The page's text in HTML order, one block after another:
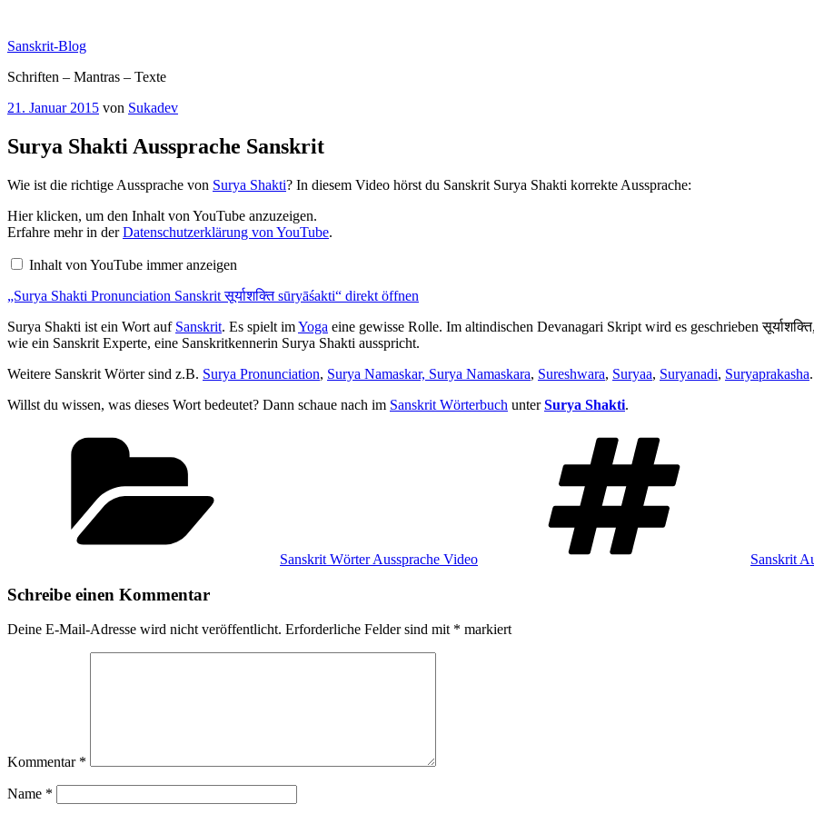
springen
Sanskrit-Blog
Schriften – Mantras – Texte
Veröffentlicht
21. Januar 2015 von Sukadev
Surya Shakti Aussprache Sanskrit
Wie ist die richtige Aussprache von Surya Shakti? In diesem Video hörst du Sanskrit Surya Shakti korrekte Aussprache:
„Surya
Shakti
Pronunciation
सूर्याशक्ति
von
anzeigen
Hier klicken, um den Inhalt von YouTube anzuzeigen.
Erfahre mehr in derDatenschutzerklärung von YouTube.
Inhalt von YouTube immer anzeigen
„Surya Shakti Pronunciation Sanskrit सूर्याशक्ति sūryāśakti“ direkt öffnen
Surya Shakti ist ein Wort auf Sanskrit. Es spielt imYoga eine gewisse Rolle. Im altindischen Devanagari Skript wird es geschrieben
wie ein Sanskrit Experte, eine Sanskritkennerin Surya Shakti ausspricht.
Weitere Sanskrit Wörter sind z.B. Surya Pronunciation, Surya Namaskar, Surya Namaskara, Sureshwara, Suryaa, Suryanadi, Suryaprakasha.
Willst du wissen, was dieses Wort bedeutet? Dann schaue nach im Sanskrit Wörterbuch unterSurya Shakti.
Sanskrit Wörter Aussprache Video Sanskrit
Schreibe einen Kommentar
Deine E-Mail-Adresse wird nicht veröffentlicht. Erforderliche Felder sind mit * markiert
Kommentar *
Name *